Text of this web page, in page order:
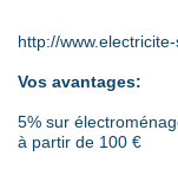
http://
Vos avantages:
5% sur
à partir de 100 €